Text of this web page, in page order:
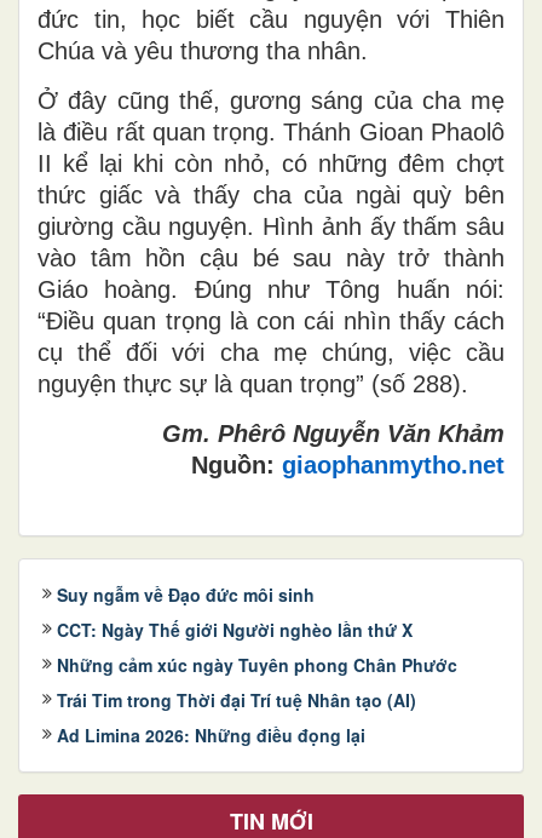
đức tin, học biết cầu nguyện với Thiên
Chúa và yêu thương tha nhân.
Ở đây cũng thế, gương sáng của cha mẹ
là điều rất quan trọng. Thánh Gioan Phaolô
II kể lại khi còn nhỏ, có những đêm chợt
thức giấc và thấy cha của ngài quỳ bên
giường cầu nguyện. Hình ảnh ấy thấm sâu
vào tâm hồn cậu bé sau này trở thành
Giáo hoàng. Đúng như Tông huấn nói:
“Điều quan trọng là con cái nhìn thấy cách
cụ thể đối với cha mẹ chúng, việc cầu
nguyện thực sự là quan trọng” (số 288).
Gm. Phêrô Nguyễn Văn Khảm
Nguồn: giaophanmytho.net
Suy ngẫm về Đạo đức môi sinh
CCT: Ngày Thế giới Người nghèo lần thứ X
Những cảm xúc ngày Tuyên phong Chân Phước
Trái Tim trong Thời đại Trí tuệ Nhân tạo (AI)
Ad Limina 2026: Những điều đọng lại
TIN MỚI